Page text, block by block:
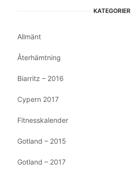
KATEGORIER
Allmänt
Återhämtning
Biarritz – 2016
Cypern 2017
Fitnesskalender
Gotland – 2015
Gotland – 2017